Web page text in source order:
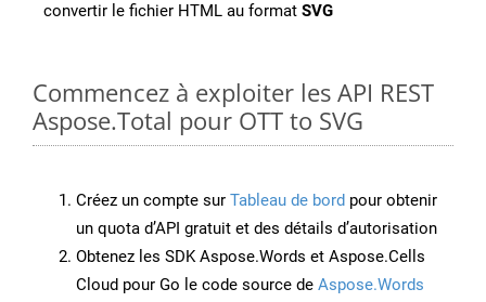
convertir le fichier HTML au format SVG
Commencez à exploiter les API REST
Aspose.Total pour OTT to SVG
Créez un compte sur Tableau de bord pour obtenir
un quota d’API gratuit et des détails d’autorisation
Obtenez les SDK Aspose.Words et Aspose.Cells
Cloud pour Go le code source de Aspose.Words